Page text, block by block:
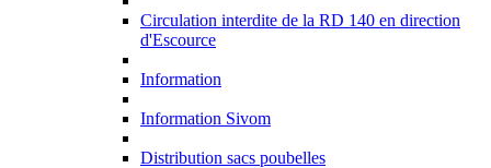
Circulation interdite de la RD 140 en direction
d'Escource
Information
Information Sivom
Distribution sacs poubelles